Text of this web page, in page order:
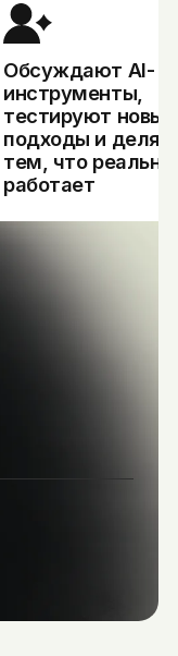
Обсуждают AI-
инструменты,
тестируют новые
подходы и
тем, что реально
работает